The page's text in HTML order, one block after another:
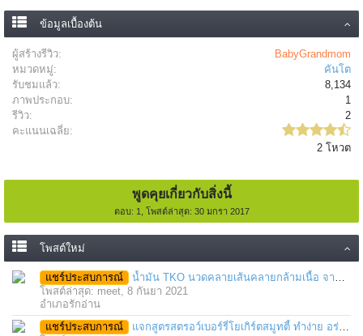
ข้อมูลเบื้องต้น
ผู้สร้างรีวิว:
BabyGrandmom
หมวดหมู่:
คันโต
รับชมแล้ว:
8,134
ภาพประกอบ:
1
รีวิว:
2
คะแนนเฉลี่ย:
2 โหวต
พูดคุยเกี่ยวกับสิ่งนี้
ตอบ: 1, โพสต์ล่าสุด: 30 มกรา 2017
โพสต์ใหม่
แชร์ประสบการณ์
น้ำมัน TKO นวดคลายเส้นคลายกล้ามเนื้อ จากภาวะตึงหรือเคล็ด บาดเจ็บ ได้อย่างฉับพลัน
โพสต์ล่าสุด: meet, 8 กันยา 2021
อำเภอรักอ่าน
แชร์ประสบการณ์
แจกสูตรสตรอว์เบอร์รี่โยเกิร์ตสมูทตี้ ทำง่าย อร่อย แค่มีเครื่องปั่นน้ำผลไม้